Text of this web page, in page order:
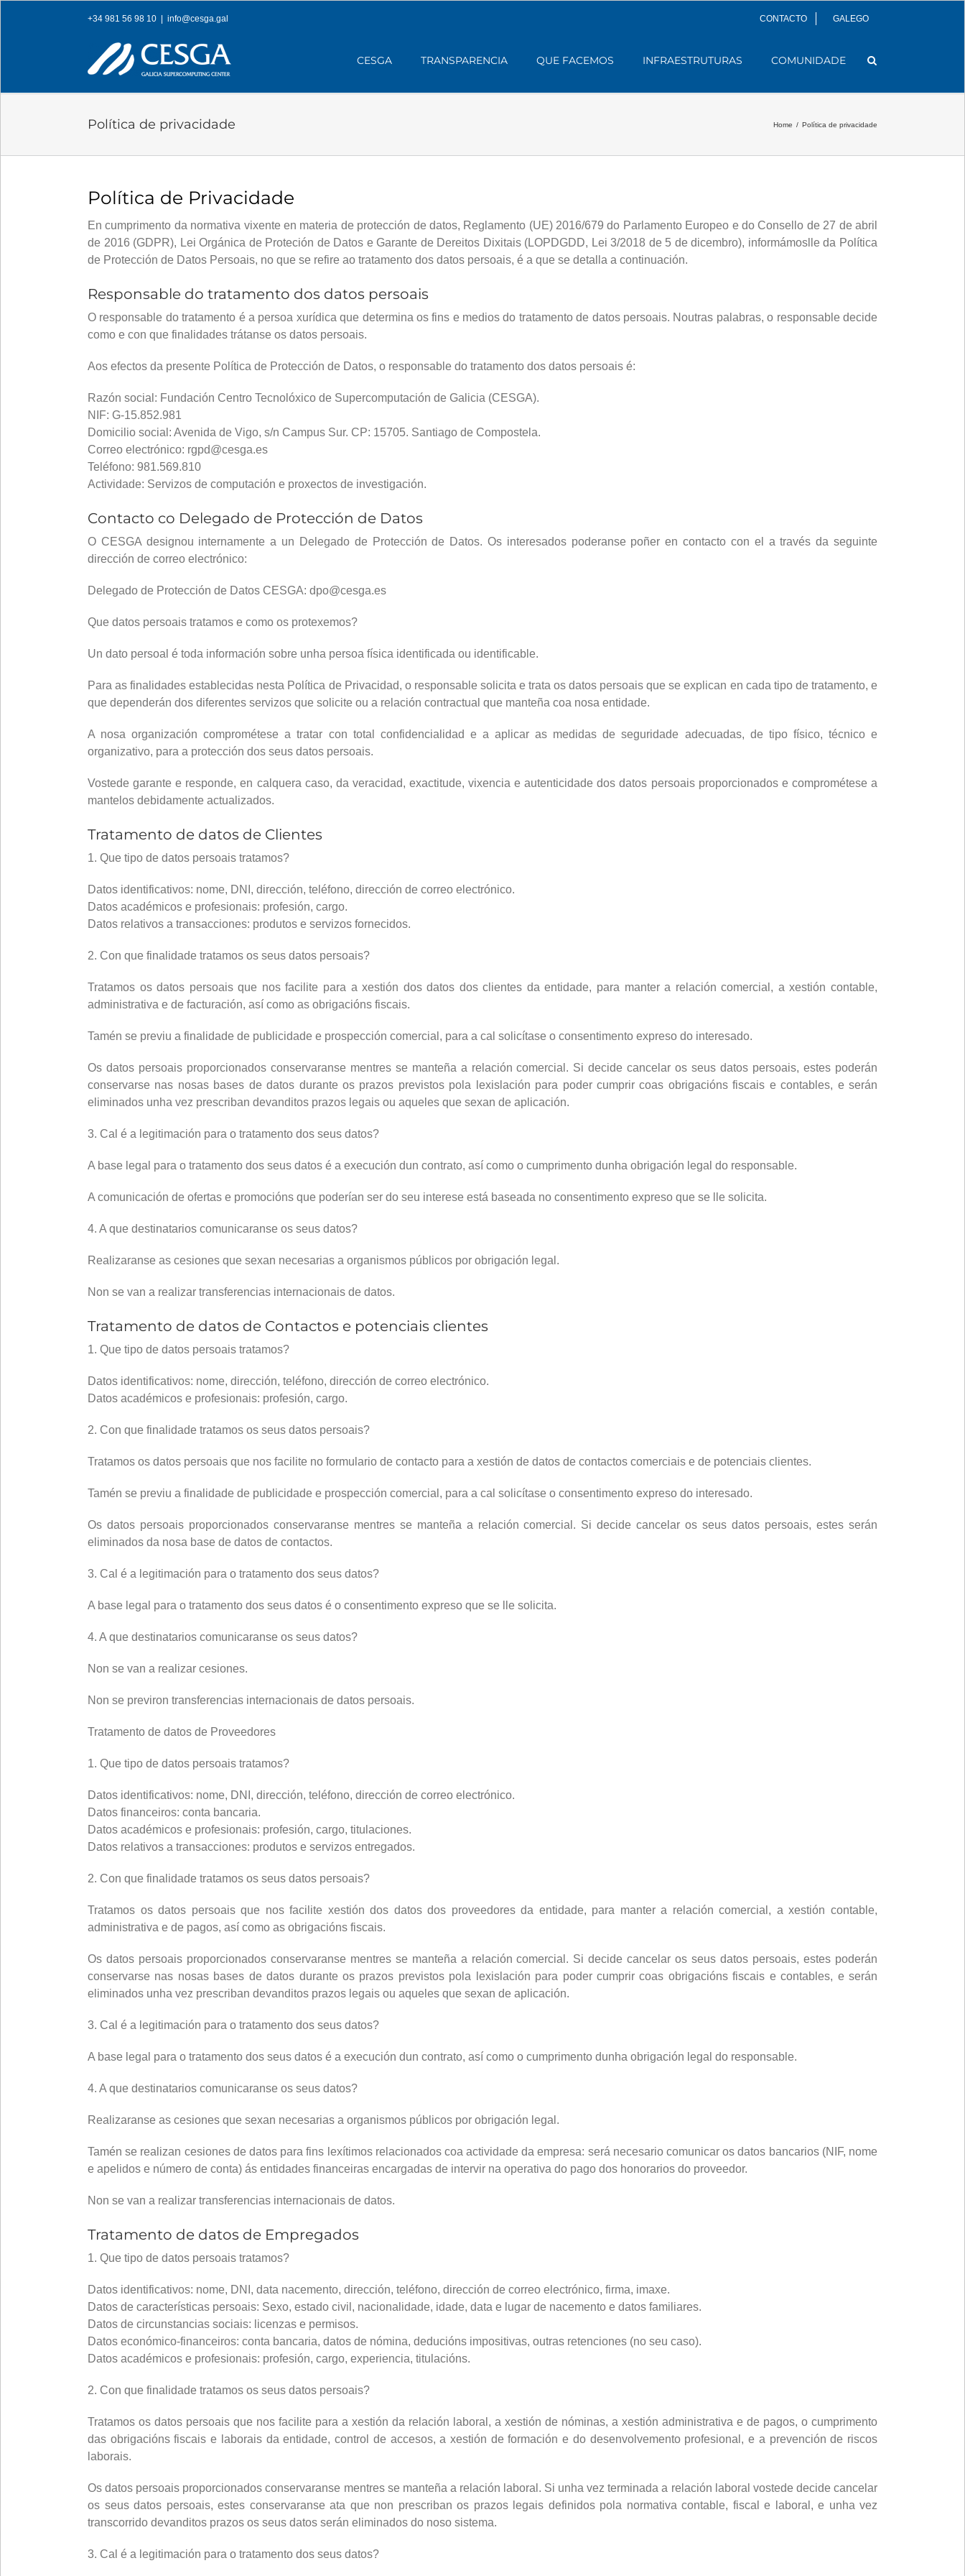
+34 981 56 98 10 info@cesga.gal CONTACTO GALEGO
CESGA TRANSPARENCIA QUE FACEMOS INFRAESTRUTURAS COMUNIDADE
Política de privacidade Home / Política de privacidade
Política de Privacidade
En cumprimento da normativa vixente en materia de protección de datos, Reglamento (UE) 2016/679 do Parlamento Europeo e do Consello de 27 de abril
de 2016 (GDPR), Lei Orgánica de Proteción de Datos e Garante de Dereitos Dixitais (LOPDGDD, Lei 3/2018 de 5 de dicembro), informámoslle da Política
de Protección de Datos Persoais, no que se refire ao tratamento dos datos persoais, é a que se detalla a continuación.
Responsable do tratamento dos datos persoais
O responsable do tratamento é a persoa xurídica que determina os fins e medios do tratamento de datos persoais. Noutras palabras, o responsable decide
como e con que finalidades trátanse os datos persoais.
Aos efectos da presente Política de Protección de Datos, o responsable do tratamento dos datos persoais é:
Razón social: Fundación Centro Tecnolóxico de Supercomputación de Galicia (CESGA).
NIF: G-15.852.981
Domicilio social: Avenida de Vigo, s/n Campus Sur. CP: 15705. Santiago de Compostela.
Correo electrónico: rgpd@cesga.es
Teléfono: 981.569.810
Actividade: Servizos de computación e proxectos de investigación.
Contacto co Delegado de Protección de Datos
O CESGA designou internamente a un Delegado de Protección de Datos. Os interesados poderanse poñer en contacto con el a través da seguinte
dirección de correo electrónico:
Delegado de Protección de Datos CESGA: dpo@cesga.es
Que datos persoais tratamos e como os protexemos?
Un dato persoal é toda información sobre unha persoa física identificada ou identificable.
Para as finalidades establecidas nesta Política de Privacidad, o responsable solicita e trata os datos persoais que se explican en cada tipo de tratamento, e
que dependerán dos diferentes servizos que solicite ou a relación contractual que manteña coa nosa entidade.
A nosa organización comprométese a tratar con total confidencialidad e a aplicar as medidas de seguridade adecuadas, de tipo físico, técnico e
organizativo, para a protección dos seus datos persoais.
Vostede garante e responde, en calquera caso, da veracidad, exactitude, vixencia e autenticidade dos datos persoais proporcionados e comprométese a
mantelos debidamente actualizados.
Tratamento de datos de Clientes
1. Que tipo de datos persoais tratamos?
Datos identificativos: nome, DNI, dirección, teléfono, dirección de correo electrónico.
Datos académicos e profesionais: profesión, cargo.
Datos relativos a transacciones: produtos e servizos fornecidos.
2. Con que finalidade tratamos os seus datos persoais?
Tratamos os datos persoais que nos facilite para a xestión dos datos dos clientes da entidade, para manter a relación comercial, a xestión contable,
administrativa e de facturación, así como as obrigacións fiscais.
Tamén se previu a finalidade de publicidade e prospección comercial, para a cal solicítase o consentimento expreso do interesado.
Os datos persoais proporcionados conservaranse mentres se manteña a relación comercial. Si decide cancelar os seus datos persoais, estes poderán
conservarse nas nosas bases de datos durante os prazos previstos pola lexislación para poder cumprir coas obrigacións fiscais e contables, e serán
eliminados unha vez prescriban devanditos prazos legais ou aqueles que sexan de aplicación.
3. Cal é a legitimación para o tratamento dos seus datos?
A base legal para o tratamento dos seus datos é a execución dun contrato, así como o cumprimento dunha obrigación legal do responsable.
A comunicación de ofertas e promocións que poderían ser do seu interese está baseada no consentimento expreso que se lle solicita.
4. A que destinatarios comunicaranse os seus datos?
Realizaranse as cesiones que sexan necesarias a organismos públicos por obrigación legal.
Non se van a realizar transferencias internacionais de datos.
Tratamento de datos de Contactos e potenciais clientes
1. Que tipo de datos persoais tratamos?
Datos identificativos: nome, dirección, teléfono, dirección de correo electrónico.
Datos académicos e profesionais: profesión, cargo.
2. Con que finalidade tratamos os seus datos persoais?
Tratamos os datos persoais que nos facilite no formulario de contacto para a xestión de datos de contactos comerciais e de potenciais clientes.
Tamén se previu a finalidade de publicidade e prospección comercial, para a cal solicítase o consentimento expreso do interesado.
Os datos persoais proporcionados conservaranse mentres se manteña a relación comercial. Si decide cancelar os seus datos persoais, estes serán
eliminados da nosa base de datos de contactos.
3. Cal é a legitimación para o tratamento dos seus datos?
A base legal para o tratamento dos seus datos é o consentimento expreso que se lle solicita.
4. A que destinatarios comunicaranse os seus datos?
Non se van a realizar cesiones.
Non se previron transferencias internacionais de datos persoais.
Tratamento de datos de Proveedores
1. Que tipo de datos persoais tratamos?
Datos identificativos: nome, DNI, dirección, teléfono, dirección de correo electrónico.
Datos financeiros: conta bancaria.
Datos académicos e profesionais: profesión, cargo, titulaciones.
Datos relativos a transacciones: produtos e servizos entregados.
2. Con que finalidade tratamos os seus datos persoais?
Tratamos os datos persoais que nos facilite xestión dos datos dos proveedores da entidade, para manter a relación comercial, a xestión contable,
administrativa e de pagos, así como as obrigacións fiscais.
Os datos persoais proporcionados conservaranse mentres se manteña a relación comercial. Si decide cancelar os seus datos persoais, estes poderán
conservarse nas nosas bases de datos durante os prazos previstos pola lexislación para poder cumprir coas obrigacións fiscais e contables, e serán
eliminados unha vez prescriban devanditos prazos legais ou aqueles que sexan de aplicación.
3. Cal é a legitimación para o tratamento dos seus datos?
A base legal para o tratamento dos seus datos é a execución dun contrato, así como o cumprimento dunha obrigación legal do responsable.
4. A que destinatarios comunicaranse os seus datos?
Realizaranse as cesiones que sexan necesarias a organismos públicos por obrigación legal.
Tamén se realizan cesiones de datos para fins lexítimos relacionados coa actividade da empresa: será necesario comunicar os datos bancarios (NIF, nome
e apelidos e número de conta) ás entidades financeiras encargadas de intervir na operativa do pago dos honorarios do proveedor.
Non se van a realizar transferencias internacionais de datos.
Tratamento de datos de Empregados
1. Que tipo de datos persoais tratamos?
Datos identificativos: nome, DNI, data nacemento, dirección, teléfono, dirección de correo electrónico, firma, imaxe.
Datos de características persoais: Sexo, estado civil, nacionalidade, idade, data e lugar de nacemento e datos familiares.
Datos de circunstancias sociais: licenzas e permisos.
Datos económico-financeiros: conta bancaria, datos de nómina, deducións impositivas, outras retenciones (no seu caso).
Datos académicos e profesionais: profesión, cargo, experiencia, titulacións.
2. Con que finalidade tratamos os seus datos persoais?
Tratamos os datos persoais que nos facilite para a xestión da relación laboral, a xestión de nóminas, a xestión administrativa e de pagos, o cumprimento
das obrigacións fiscais e laborais da entidade, control de accesos, a xestión de formación e do desenvolvemento profesional, e a prevención de riscos
laborais.
Os datos persoais proporcionados conservaranse mentres se manteña a relación laboral. Si unha vez terminada a relación laboral vostede decide cancelar
os seus datos persoais, estes conservaranse ata que non prescriban os prazos legais definidos pola normativa contable, fiscal e laboral, e unha vez
transcorrido devanditos prazos os seus datos serán eliminados do noso sistema.
3. Cal é a legitimación para o tratamento dos seus datos?